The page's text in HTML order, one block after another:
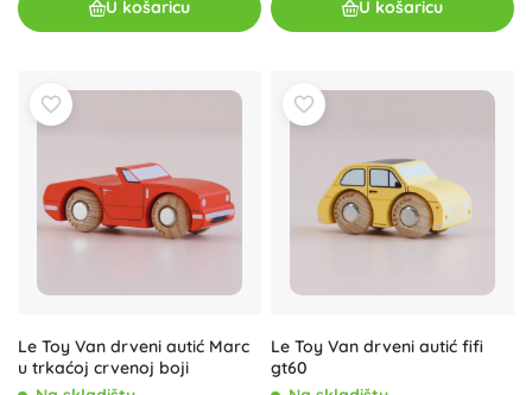
U košaricu U košaricu
Le Toy Van drveni autić Marc
u trkaćoj crvenoj boji
Le Toy Van drveni autić fifi
gt60